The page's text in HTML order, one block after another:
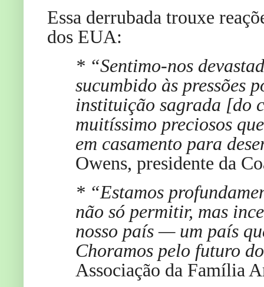
Essa derrubada trouxe
dos EUA:
* “Sentimo-nos
sucumbido às pressões
instituição sagrada [do
muitíssimo preciosos
em casamento para
Owens, presidente da
* “Estamos
não só permitir, mas
nosso país — um país
Choramos pelo futuro
Associação da Família